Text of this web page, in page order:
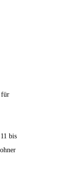
für
bis